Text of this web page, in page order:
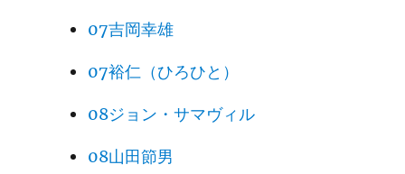
07吉岡幸雄
07裕仁（ひろひと）
08ジョン・サマヴィル
08山田節男